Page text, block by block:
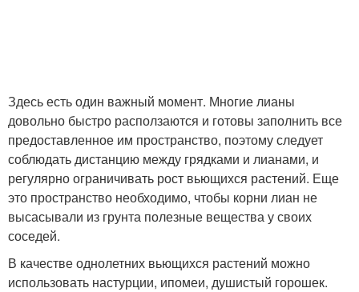
Здесь есть один важный момент. Многие лианы
довольно быстро расползаются и готовы заполнить все
предоставленное им пространство, поэтому следует
соблюдать дистанцию между грядками и лианами, и
регулярно ограничивать рост вьющихся растений. Еще
это пространство необходимо, чтобы корни лиан не
высасывали из грунта полезные вещества у своих
соседей.
В качестве однолетних вьющихся растений можно
использовать настурции, ипомеи, душистый горошек.